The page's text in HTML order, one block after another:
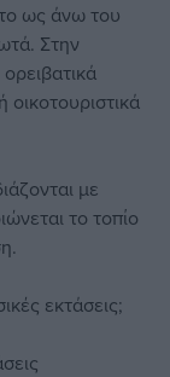
ως άνω του
Στην
με
το τοπίο
εκτάσεις;